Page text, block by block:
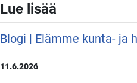
Lue lisää
Blogi | Elämme kunta- ja
11.6.2026